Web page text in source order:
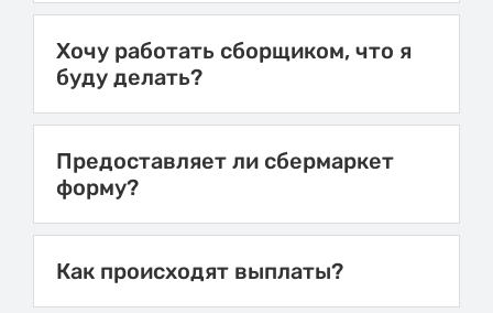
Хочу работать сборщиком, что я
буду делать?
Предоставляет ли сбермаркет
форму?
Как происходят выплаты?